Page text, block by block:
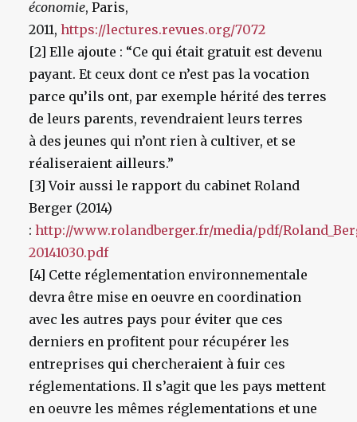
économie, Paris,
2011, https://lectures.revues.org/7072
[2] Elle ajoute : “Ce qui était gratuit est devenu
payant. Et ceux dont ce n’est pas la vocation
parce qu’ils ont, par exemple hérité des terres
de leurs parents, revendraient leurs terres
à des jeunes qui n’ont rien à cultiver, et se
réaliseraient ailleurs.”
[3]Voir aussi le rapport du cabinet Roland
Berger (2014)
: http://www.rolandberger.fr/media/pdf/
20141030.pdf
[4] Cette réglementation environnementale
devra être mise en oeuvre en coordination
avec les autres pays pour éviter que ces
derniers en profitent pour récupérer les
entreprises qui chercheraient à fuir ces
réglementations. Il s’agit que les pays mettent
en oeuvre les mêmes réglementations et une